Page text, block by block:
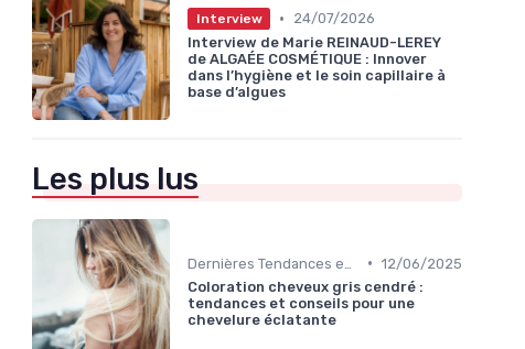
Interview •
24/07/2026
Interview de Marie REINAUD-LEREY
de ALGAÉE COSMÉTIQUE : Innover
dans l’hygiène et le soin capillaire à
base d’algues
Les plus lus
• 12/06/2025
Coloration cheveux gris cendré :
tendances et conseils pour une
chevelure éclatante